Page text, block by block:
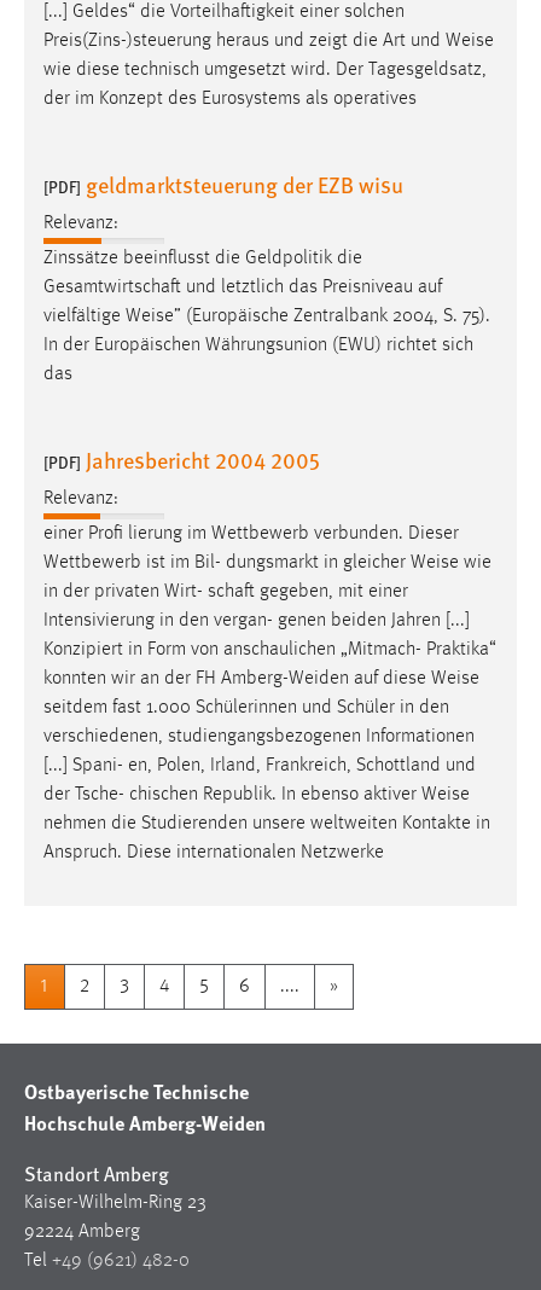
[...] Geldes“ die Vorteilhaftigkeit einer solchen
Preis(Zins-)steuerung heraus und zeigt die Art und Weise
wie diese technisch umgesetzt wird. Der Tagesgeldsatz,
der im Konzept des Eurosystems als operatives
[PDF] geldmarktsteuerung der EZB wisu
Relevanz:
Zinssätze beeinflusst die Geldpolitik die
Gesamtwirtschaft und letztlich das Preisniveau auf
vielfältige Weise” (Europäische Zentralbank 2004, S. 75).
In der Europäischen Währungsunion (EWU) richtet sich
das
[PDF] Jahresbericht 2004 2005
Relevanz:
einer Profi lierung im Wettbewerb verbunden. Dieser
Wettbewerb ist im Bil- dungsmarkt in gleicher Weise wie
in der privaten Wirt- schaft gegeben, mit einer
Intensivierung in den vergan- genen beiden Jahren [...]
Konzipiert in Form von anschaulichen „Mitmach- Praktika“
konnten wir an der FH Amberg-Weiden auf diese Weise
seitdem fast 1.000 Schülerinnen und Schüler in den
verschiedenen, studiengangsbezogenen Informationen
[...] Spani- en, Polen, Irland, Frankreich, Schottland und
der Tsche- chischen Republik. In ebenso aktiver Weise
nehmen die Studierenden unsere weltweiten Kontakte in
Anspruch. Diese internationalen Netzwerke
1 2 3 4 5 6 .... »
Ostbayerische Technische
Hochschule Amberg-Weiden
Standort Amberg
Kaiser-Wilhelm-Ring 23
92224 Amberg
Tel +49 (9621) 482-0